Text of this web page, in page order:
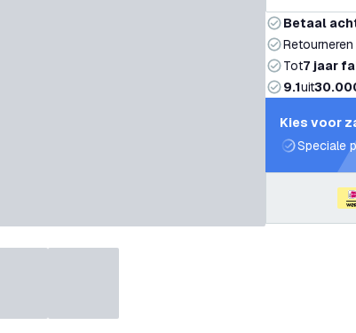
Betaal
Tot7 jaar
9.1uit
Kies voor
Speciale